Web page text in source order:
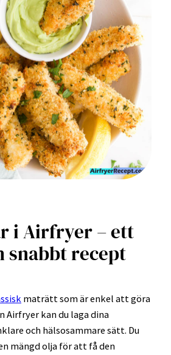
i Airfryer – ett
snabbt recept
maträtt som är enkel att göra
Airfryer kan du laga dina
och hälsosammare sätt. Du
mängd olja för att få den